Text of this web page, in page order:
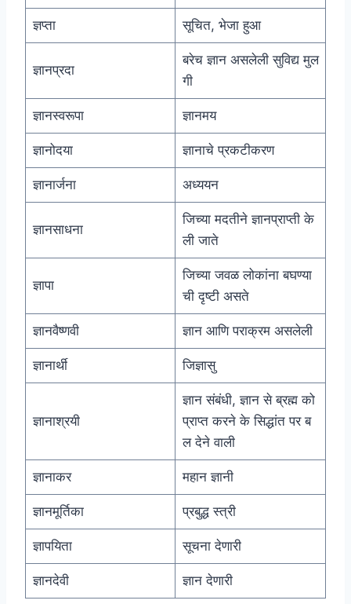
ज्ञप्ता सूचित, भेजा हुआ
ज्ञानप्रदा
बरेच ज्ञान असलेली सुविद्य मुल
गी
ज्ञानस्वरूपा ज्ञानमय
ज्ञानोदया ज्ञानाचे प्रकटीकरण
ज्ञानार्जना अध्ययन
ज्ञानसाधना
जिच्या मदतीने ज्ञानप्राप्ती के
ली जाते
ज्ञापा
जिच्या जवळ लोकांना बघण्या
ची दृष्टी असते
ज्ञानवैष्णवी ज्ञान आणि पराक्रम असलेली
ज्ञानार्थी जिज्ञासु
ज्ञानाश्रयी
ज्ञान संबंधी, ज्ञान से ब्रह्म को
प्राप्त करने के सिद्धांत पर ब
ल देने वाली
ज्ञानाकर महान ज्ञानी
ज्ञानमूर्तिका प्रबुद्ध स्त्री
ज्ञापयिता सूचना देणारी
ज्ञानदेवी ज्ञान देणारी